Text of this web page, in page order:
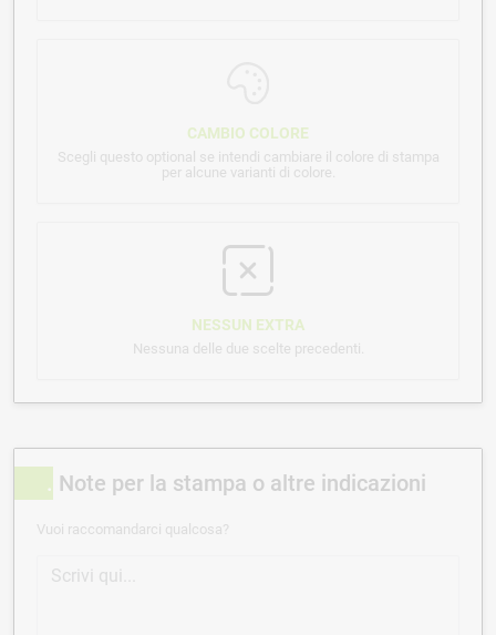
CAMBIO COLORE
Scegli questo optional se intendi cambiare il colore di stampa
per alcune varianti di colore.
NESSUN EXTRA
Nessuna delle due scelte precedenti.
Note per la stampa o altre indicazioni
Vuoi raccomandarci qualcosa?